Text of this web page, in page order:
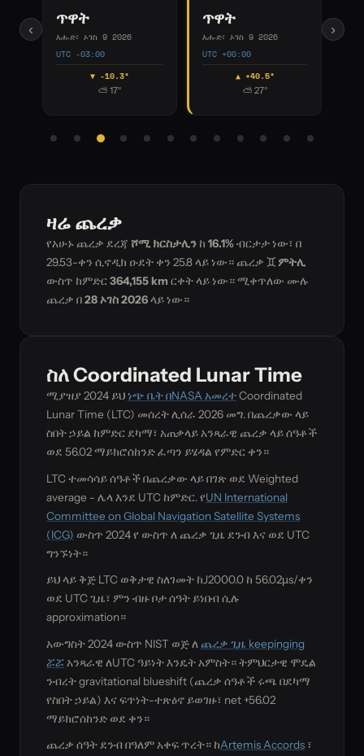
‹
ጥዋት
እሑድ፣ ኦገስ 9 2026
UTC +00:00
▲ +40.5°
⛅ 27°
ጥዋት
እሑድ፣ ኦገስ 9 2026
UTC +01:00
▲ +48.3°
☀ 25°
ጥዋት
እሑድ፣
›
ዛሬ ጨረቃ
የአሁኑ ጨረቃ ደረጃ ሾሚ ክርስታሊን ከ 16.1% ብርታታ ነው፣ በ
29.53-ቀን ሲኖዲክ ዑደት ቀን 25.8 ላይ ነው። ጨረቃ ♊ ምትሊ
ውስጥ ከምድር364,155 kmርቀት ላይ ነው። ሚቀጥለው ሙሉ
ጨረቃ በ28 ኦገስ 2026 ላይ ነው።
ስለ Coordinated Lunar Time
ሚያዝያ 2024 ይህነጭ ቤት በNASA አመረተCoordinated
Lunar Time (LTC) መሰረት ሊሰራ 2026 መግ. በጨረቃው ላይ
ስበት ኃይል ከምድር ደካማ፣ አጠቃላይ አንጻራዊ ጨረቃ ላይ ሰዓቶች
ወደ 56.02 ማይክሮሰከንድ ፈጣን ይሄዳል የምድር ቀን።
LTC ተመሳሳይ ሰዓቶች በጨረቃው ላይ በገጽ ወደ Weighted
average - ሌላ እንደ UTC ከምድር. የUN International
Committee on Global Navigation Satellite Systems
(ICG) ውስጥ 2024 የ ውስጥ ለ ጨረቃ ጊዜ ደንብ እና ወደ UTC
ግንኙነት።
ይህ ላይ ቅጅ LTC ወቅታዊ ስለገመት ከJ2000.0 ከ 56.02µs/ቀን
ወደ UTC ጊዜ፣ ምን ብዙ ቦታ ሰዓት ይነበብ ሲሉ
approximation።
አውግስት 2024 ውስጥ NIST ወጅ ለ ጨረቃ ጊዜ keepinging
ሯሯ አንጻራዊ ለUTC ዓይነት እንዴት አምስት። ትምህርታዊ ሞዴል
ንብረት gravitational blueshift (ጨረቃ ሰዓቶች ሩጫ በደካማ
የስበት ኃይል) እና ፍጥነት-ተጽዕኖ ይወገዙ፣ net +56.02
ማይክሮሰከንድ ወደ ቀን።
ጨረቃ ሰዓት ደንብ በዓለም አቀፍ ጥረት። ከArtemis Accords ፣